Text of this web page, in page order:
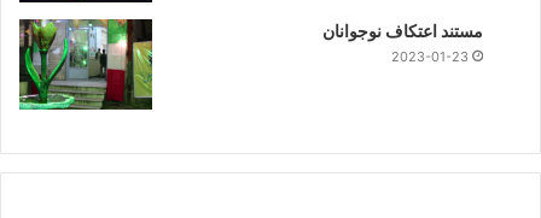
مستند اعتکاف نوجوانان
2023-01-23